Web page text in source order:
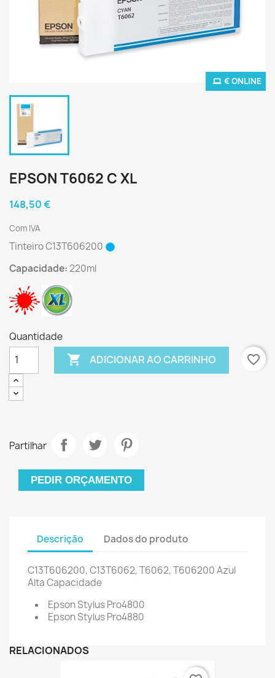
€ ONLINE
EPSON T6062 C XL
148,50 €
Com IVA
Tinteiro C13T606200
Capacidade:220ml
Quantidade
 ADICIONAR AO CARRINHO favorite_border
Partilhar
PEDIR ORÇAMENTO
Descrição Dados do produto
C13T606200, C13T6062, T6062, T606200Azul
Alta Capacidade
Epson Stylus Pro4800
Epson Stylus Pro4880
RELACIONADOS